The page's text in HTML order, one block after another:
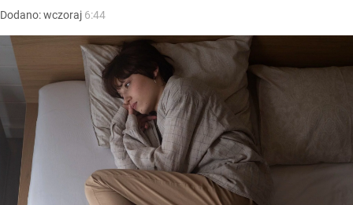
Dodano:wczoraj 6:44